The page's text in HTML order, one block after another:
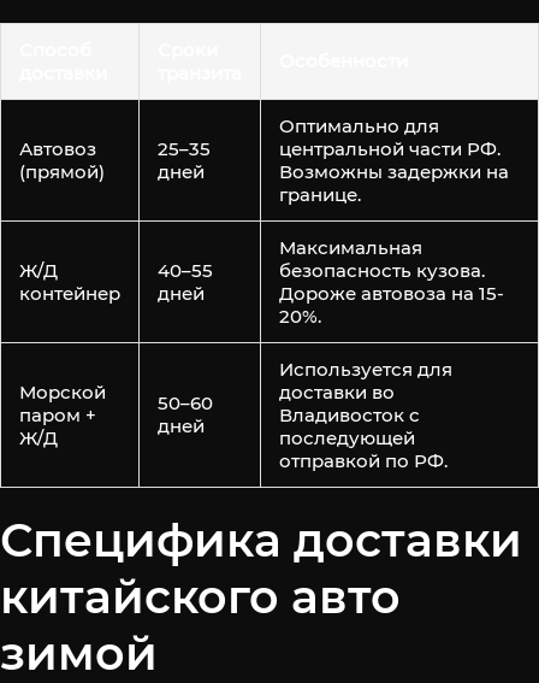
Автовоз
(прямой)
25–35
дней
Оптимально для
центральной части РФ.
Возможны задержки на
границе.
Ж/Д
контейнер
40–55
дней
Максимальная
безопасность кузова.
Дороже автовоза на 15-
20%.
Морской
паром +
Ж/Д
50–60
дней
Используется для
доставки во
Владивосток с
последующей
отправкой по РФ.
Специфика доставки
китайского авто
зимой